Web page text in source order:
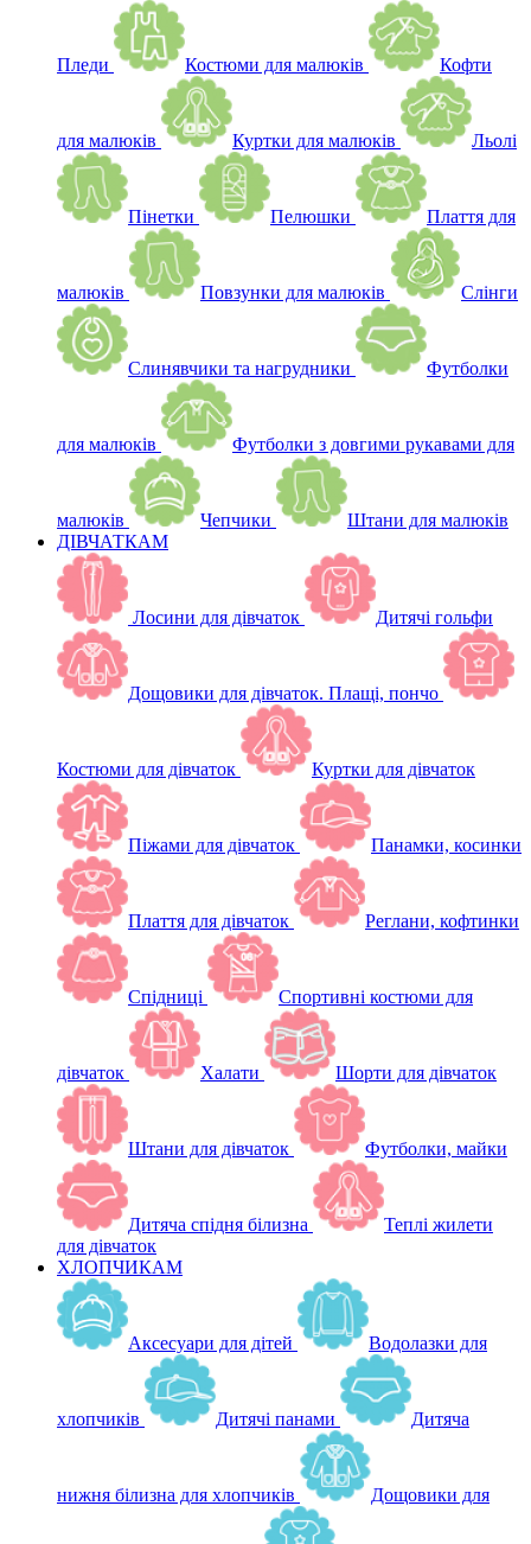
Пледи Костюми для малюків Кофти
для малюків Куртки для малюків Льолі
Пінетки Пелюшки Плаття для
малюків Повзунки для малюків Слінги
Слинявчики та нагрудники Футболки
для малюків Футболки з довгими рукавами для
малюків Чепчики
Штани для малюків
ДІВЧАТКАМ
Лосини для дівчаток Дитячі гольфи
Дощовики для дівчаток. Плащі, пончо
Костюми для дівчаток Куртки для дівчаток
Піжами для дівчаток Панамки, косинки
Плаття для дівчаток Реглани, кофтинки
Спідниці Спортивні костюми для
дівчаток Халати Шорти для дівчаток
Штани для дівчаток Футболки, майки
Дитяча спідня білизна
Теплі жилети
для дівчаток
ХЛОПЧИКАМ
Аксесуари для дітей Водолазки для
хлопчиків Дитячі панами Дитяча
нижня білизна для хлопчиків Дощовики для